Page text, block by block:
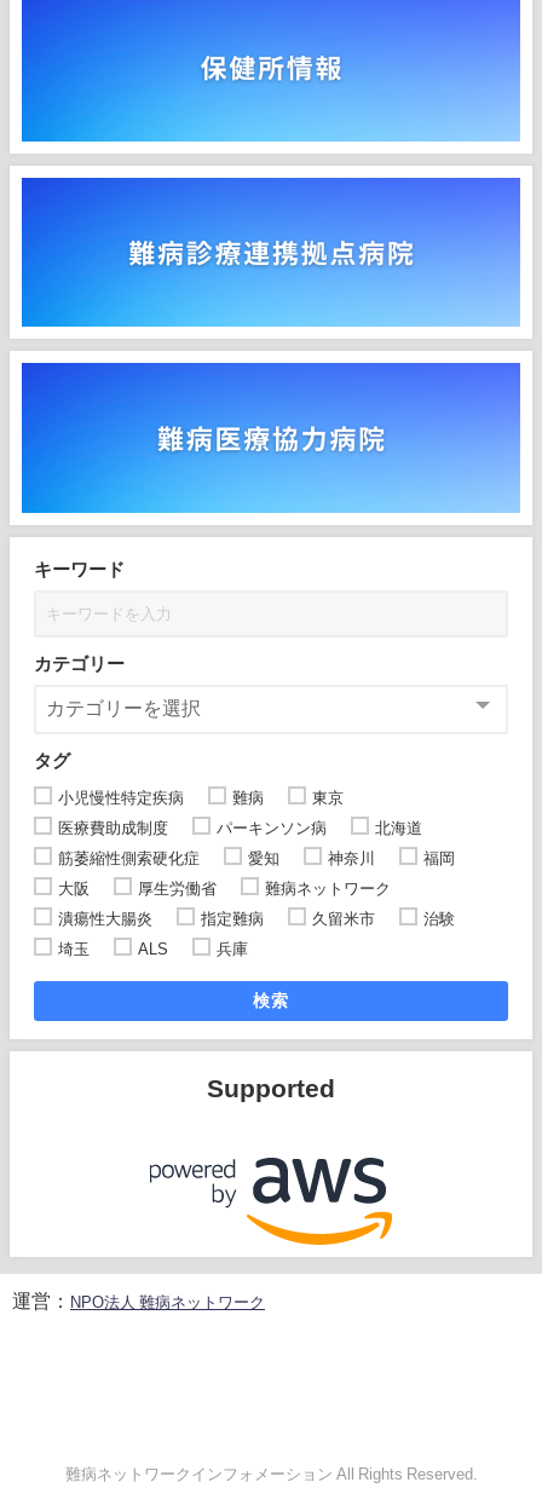
キーワード
カテゴリー
タグ
小児慢性特定疾病 難病
東京
医療費助成制度
パーキンソン病
北海道
筋萎縮性側索硬化症
愛知 神奈川
福岡
大阪
厚生労働省
難病ネットワーク
潰瘍性大腸炎
指定難病 久留米市
治験
埼玉
ALS 兵庫
検索
Supported
運営： NPO法人 難病ネットワーク
難病ネットワークインフォメーション All Rights Reserved.